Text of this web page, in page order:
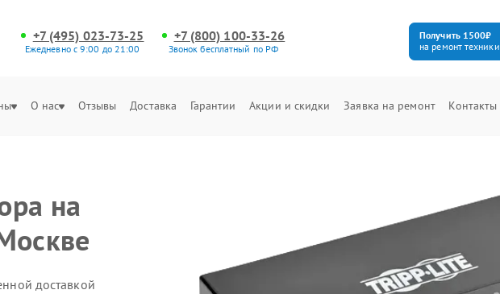
+7 (495) 023-73-25
Ежедневно с 9:00 до 21:00
+7 (800) 100-33-26
Звонок бесплатный по РФ
Получить 1500₽
на ремонт техники
О нас Отзывы Доставка Гарантии Акции и скидки Заявка на ремонт Контакты
на
доставкой